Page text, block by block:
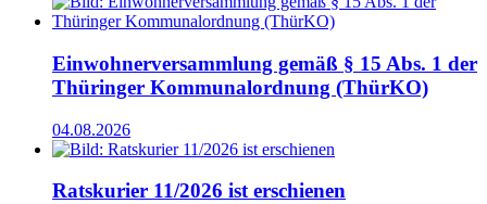
Einwohnerversammlung gemäß § 15 Abs. 1 der
Thüringer Kommunalordnung (ThürKO)
04.08.2026
Ratskurier 11/2026 ist erschienen